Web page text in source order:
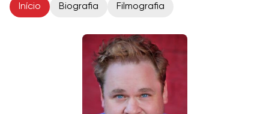
Início Biografia Filmografia